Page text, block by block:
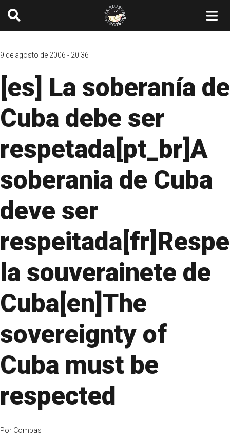
9 de agosto de 2006 - 20:36
[es] La soberanía de
Cuba debe ser
respetada[pt_br]A
soberania de Cuba
deve ser
la souverainete de
Cuba[en]The
sovereignty of
Cuba must be
respected
Por Compas